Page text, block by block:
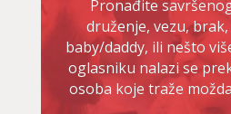
Pronađite
druženje, vezu,
baby/daddy, ili nešto
oglasniku nalazi se
osoba koje traže